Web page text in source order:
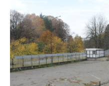
Соціум
Спорт
Стиль життя